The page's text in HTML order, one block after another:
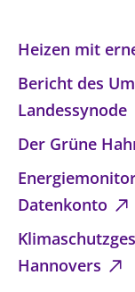
Heizen mit
Bericht des
Landessynode
Der Grüne
Datenkonto
Hannovers